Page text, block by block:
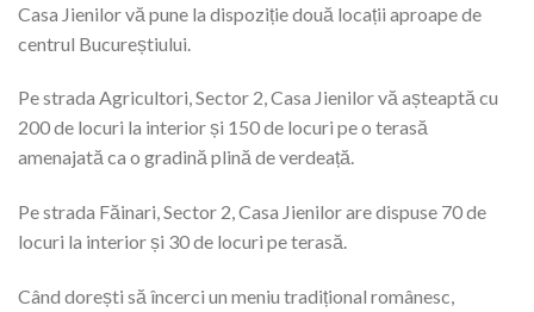
Casa Jienilor vă pune la dispoziție două locații aproape de
centrul Bucureștiului.
Pe strada Agricultori, Sector 2, Casa Jienilor vă așteaptă cu
200 de locuri la interior și 150 de locuri pe o terasă
amenajată ca o gradină plină de verdeață.
Pe strada Făinari, Sector 2, Casa Jienilor are dispuse 70 de
locuri la interior și 30 de locuri pe terasă.
Când dorești să încerci un meniu tradițional românesc,